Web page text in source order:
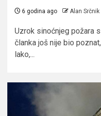
6 godina ago Alan Srčnik
Uzrok sinoćnjeg požara
članka još nije bio
lako,...